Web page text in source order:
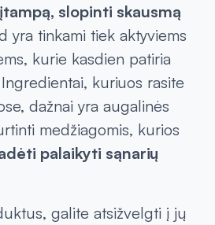
slopinti skausmą
yra tinkami tiek aktyviems
kurie kasdien patiria
kuriuos rasite
dažnai yra augalinės
medžiagomis, kurios
palaikyti sąnarių
galite atsižvelgti į jų